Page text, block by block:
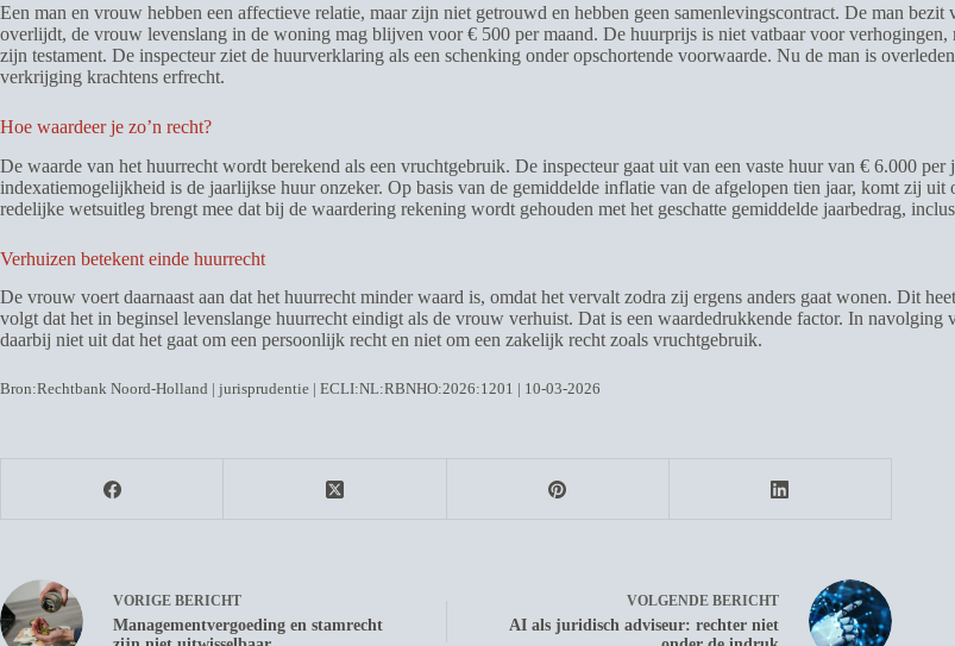
Een man en vrouw hebben een affectieve relatie, maar zijn niet getrouwd en hebben geen samenlevingscontract. De man
overlijdt, de vrouw levenslang in de woning mag blijven voor € 500 per maand. De huurprijs is niet vatbaar voor
zijn testament. De inspecteur ziet de huurverklaring als een schenking onder opschortende voorwaarde. Nu de man is
verkrijging krachtens erfrecht.
Hoe waardeer je zo’n recht?
De waarde van het huurrecht wordt berekend als een vruchtgebruik. De inspecteur gaat uit van een vaste huur van € 6.000
indexatiemogelijkheid is de jaarlijkse huur onzeker. Op basis van de gemiddelde inflatie van de afgelopen tien jaar, komt zij
redelijke wetsuitleg brengt mee dat bij de waardering rekening wordt gehouden met het geschatte gemiddelde jaarbedrag,
Verhuizen betekent einde huurrecht
De vrouw voert daarnaast aan dat het huurrecht minder waard is, omdat het vervalt zodra zij ergens anders gaat wonen. Dit
volgt dat het in beginsel levenslange huurrecht eindigt als de vrouw verhuist. Dat is een waardedrukkende factor. In
daarbij niet uit dat het gaat om een persoonlijk recht en niet om een zakelijk recht zoals vruchtgebruik.
Bron:Rechtbank Noord-Holland | jurisprudentie | ECLI:NL:RBNHO:2026:1201 | 10-03-2026
VORIGE BERICHT
Managementvergoeding en stamrecht
VOLGENDE BERICHT
AI als juridisch adviseur: rechter niet